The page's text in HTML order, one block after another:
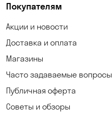
Красноселка
Кривой Рог
Кропивницкий
Лески
Лозоватка
Покупателям
Акции и новости
Доставка и оплата
Магазины
Часто задаваемые вопросы
Публичная оферта
Советы и обзоры